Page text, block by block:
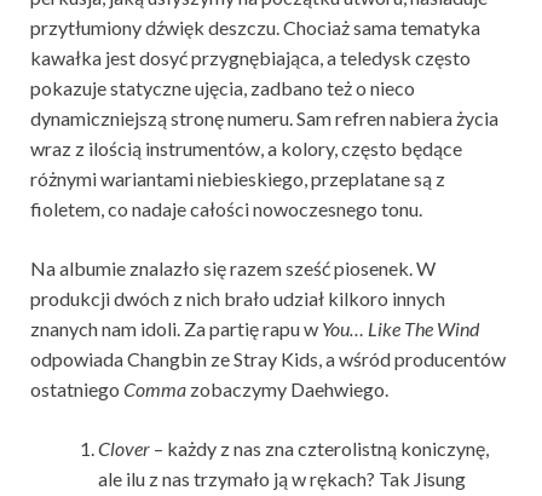
przytłumiony dźwięk deszczu. Chociaż sama tematyka
kawałka jest dosyć przygnębiająca, a teledysk często
pokazuje statyczne ujęcia, zadbano też o nieco
dynamiczniejszą stronę numeru. Sam refren nabiera życia
wraz z ilością instrumentów, a kolory, często będące
różnymi wariantami niebieskiego, przeplatane są z
fioletem, co nadaje całości nowoczesnego tonu.
Na albumie znalazło się razem sześć piosenek. W
produkcji dwóch z nich brało udział kilkoro innych
znanych nam idoli. Za partię rapu w You… Like The Wind
odpowiada Changbin ze Stray Kids, a wśród producentów
ostatniego Comma zobaczymy Daehwiego.
Clover – każdy z nas zna czterolistną koniczynę,
ale ilu z nas trzymało ją w rękach? Tak Jisung